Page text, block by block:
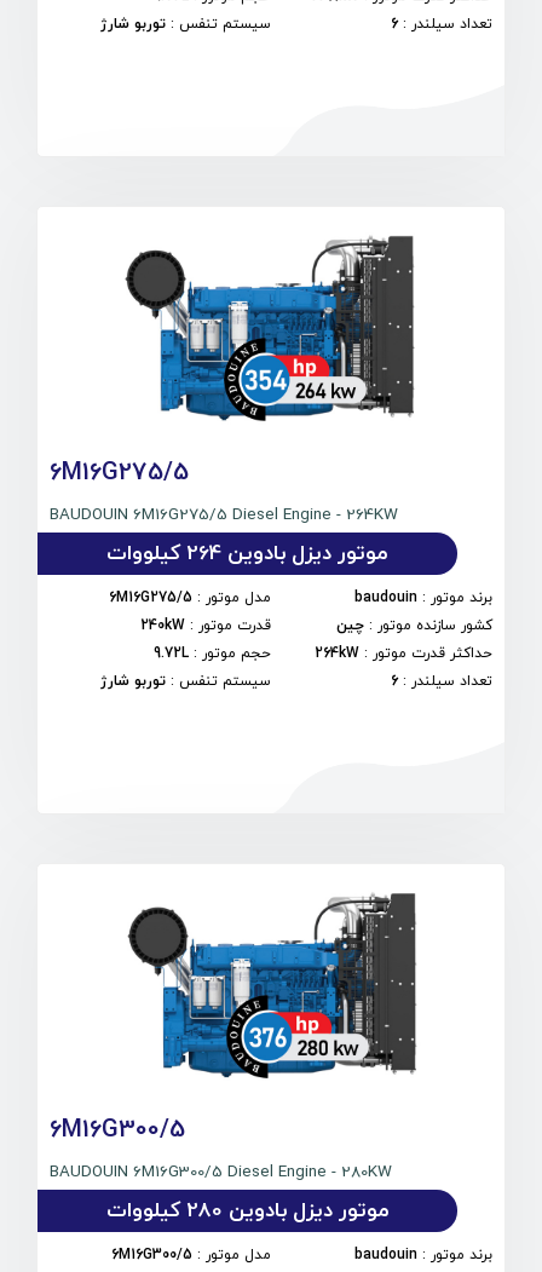
تعداد سیلندر :
6 سیستم تنفس : توربو شارژ
6M16G275/5
BAUDOUIN 6M16G275/5 Diesel Engine - 264KW
موتور دیزل بادوین 264 کیلووات
برند موتور :
baudouin مدل موتور :
6M16G275/5
کشور سازنده موتور : چین قدرت موتور :
240kW
حداکثر قدرت موتور :
264kW حجم موتور :
9.72L
تعداد سیلندر :
6 سیستم تنفس : توربو شارژ
6M16G300/5
BAUDOUIN 6M16G300/5 Diesel Engine - 280KW
موتور دیزل بادوین 280 کیلووات
برند موتور :
baudouin مدل موتور :
6M16G300/5